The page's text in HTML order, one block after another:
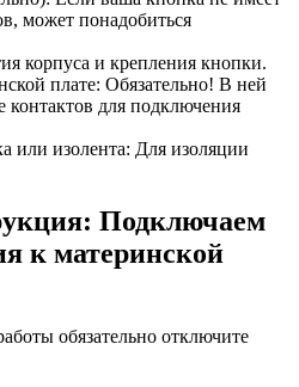
может понадобиться
корпуса и крепления кнопки.
плате: Обязательно! В ней
контактов для подключения
или изолента: Для изоляции
Подключаем
к материнской
обязательно отключите